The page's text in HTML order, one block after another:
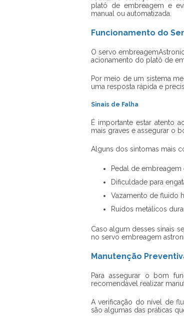
platô de embreagem e
manual ou automatizada.
Funcionamento do
O servo
acionamento do platô de
Por meio de um sistema
uma resposta rápida e
Sinais de Falha
É importante estar atento
mais graves e assegurar o
Alguns dos sintomas mais
Pedal de embreagem
Dificuldade para
Vazamento de fluido
Ruídos metálicos
Caso algum desses sinais
no servo embreagem
Manutenção
Para assegurar o bom
recomendável realizar
A verificação do nível de
são algumas das práticas